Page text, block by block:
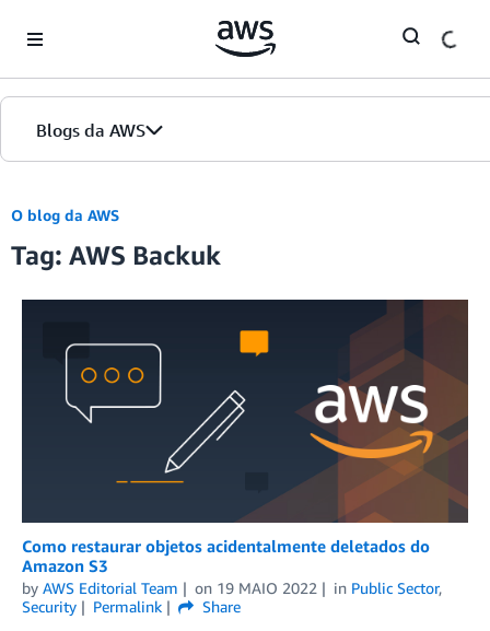
Blogs da AWS
Página inicial
Edições
O blog da AWS
Tag: AWS Backuk
Como restaurar objetos acidentalmente deletados do
Amazon S3
by AWS Editorial Team on 19 MAIO 2022 in Public Sector,
Security
Permalink
Share